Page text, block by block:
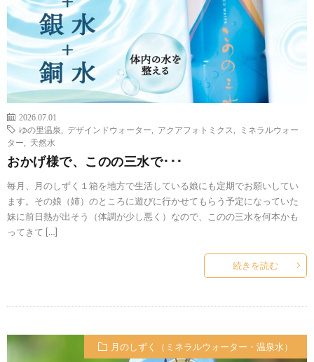
2026.07.01
ゆの里温泉
デザインドウォーター アクアフォトミクス
ミネラルウォー
ター
天然水
おかげ様で、このの三水で･･･
毎月、月のしずく１箱を地方で生活している娘にも定期でお願いしてい
ます。その娘（姉）のところに遊びに行かせてもらう予定になっていた
妹に前日熱が出そう（体調が少し悪く）なので、このの三水を何本かも
ってきて […]
続きを読む
月のしずく（ミネラルウォーター・温泉水）